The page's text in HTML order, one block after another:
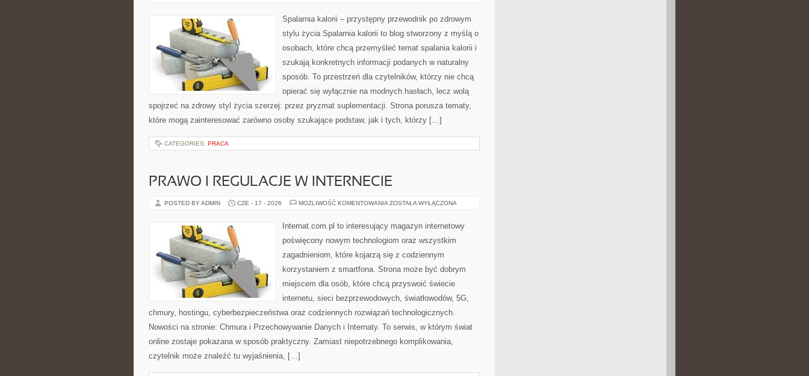
Spalarnia kalorii – przystępny przewodnik po zdrowym
stylu życia Spalarnia kalorii to blog stworzony z myślą o
osobach, które chcą przemyśleć temat spalania kalorii i
szukają konkretnych informacji podanych w naturalny
sposób. To przestrzeń dla czytelników, którzy nie chcą
opierać się wyłącznie na modnych hasłach, lecz wolą
spojrzeć na zdrowy styl życia szerzej: przez pryzmat suplementacji. Strona porusza tematy,
które mogą zainteresować zarówno osoby szukające podstaw, jak i tych, którzy […]
CATEGORIES: PRACA
PRAWO I REGULACJE W INTERNECIE
POSTED BY ADMIN CZE - 17 - 2026 MOŻLIWOŚĆ KOMENTOWANIA PRAWO
INTERNECIE
ZOSTAŁA WYŁĄCZONA
Internat.com.pl to interesujący magazyn internetowy
poświęcony nowym technologiom oraz wszystkim
zagadnieniom, które kojarzą się z codziennym
korzystaniem z smartfona. Strona może być dobrym
miejscem dla osób, które chcą przyswoić świecie
internetu, sieci bezprzewodowych, światłowodów, 5G,
chmury, hostingu, cyberbezpieczeństwa oraz codziennych rozwiązań technologicznych.
Nowości na stronie: Chmura i Przechowywanie Danych i Internaty. To serwis, w którym świat
online zostaje pokazana w sposób praktyczny. Zamiast niepotrzebnego komplikowania,
czytelnik może znaleźć tu wyjaśnienia, […]